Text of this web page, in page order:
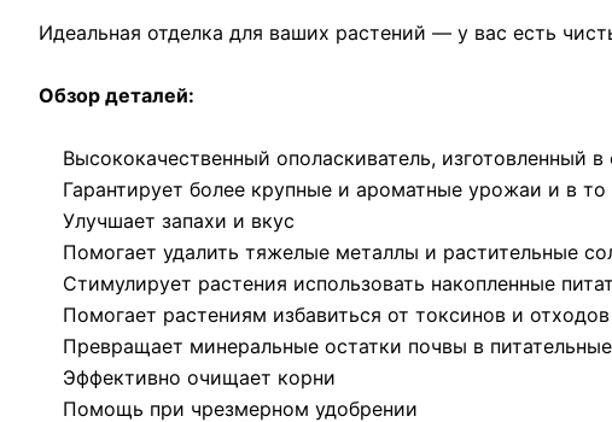
Идеальная отделка для ваших растений — у вас есть
Обзор деталей:
Высококачественный ополаскиватель, изготовленный
Гарантирует более крупные и ароматные урожаи и в то
Улучшает запахи и вкус
Помогает удалить тяжелые металлы и растительные
Стимулирует растения использовать накопленные
Помогает растениям избавиться от токсинов и отходов
Превращает минеральные остатки почвы в
Эффективно очищает корни
Помощь при чрезмерном удобрении